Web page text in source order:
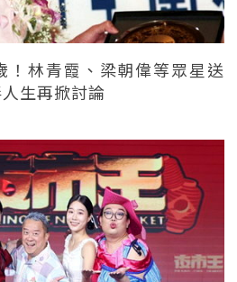
！林青霞、梁朝偉等眾星送
生再掀討論